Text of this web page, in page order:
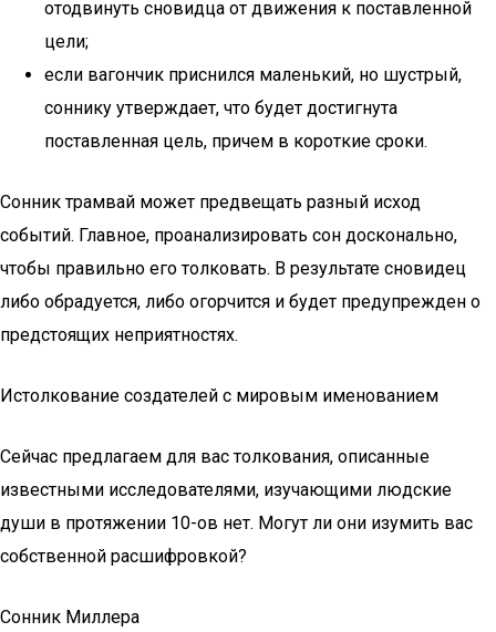
отодвинуть сновидца от движения к поставленной
цели;
если вагончик приснился маленький, но шустрый,
соннику утверждает, что будет достигнута
поставленная цель, причем в короткие сроки.
Сонник трамвай может предвещать разный исход
событий. Главное, проанализировать сон досконально,
чтобы правильно его толковать. В результате сновидец
либо обрадуется, либо огорчится и будет предупрежден о
предстоящих неприятностях.
Истолкование создателей с мировым именованием
Сейчас предлагаем для вас толкования, описанные
известными исследователями, изучающими людские
души в протяжении 10-ов нет. Могут ли они изумить вас
собственной расшифровкой?
Сонник Миллера